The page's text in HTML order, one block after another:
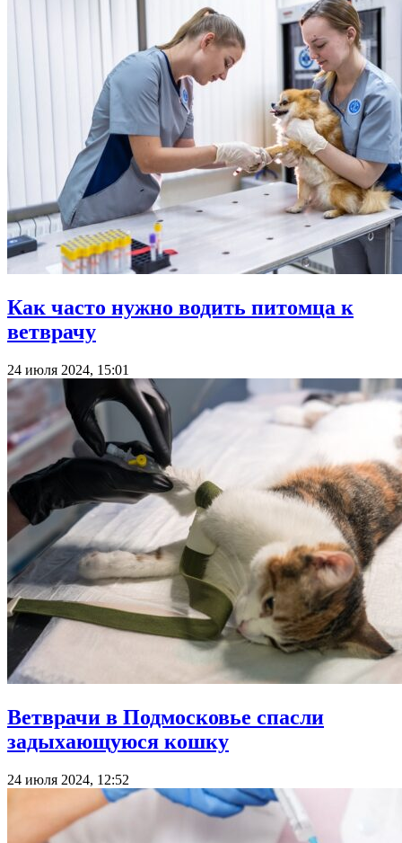
Как часто нужно водить питомца к
ветврачу
24 июля 2024, 15:01
Ветврачи в Подмосковье спасли
задыхающуюся кошку
24 июля 2024, 12:52